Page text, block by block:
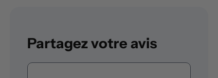
Partagez votre avis
Commentaire